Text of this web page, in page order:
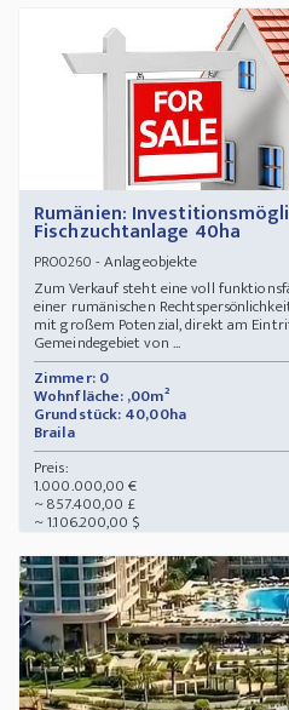
Rumänien:
Fischzuchtanlage 40ha
PRO0260 - Anlageobjekte
Zum Verkauf steht eine voll
einer rumänischen
mit großem Potenzial, direkt am
Gemeindegebiet von ...
Zimmer: 0
Wohnfläche: ,00m²
Grundstück: 40,00ha
Braila
Preis:
1.000.000,00 €
~ 857.400,00 £
~ 1.106.200,00 $